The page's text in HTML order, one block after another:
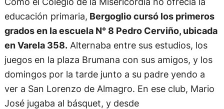
educación primaria, Bergoglio cursó los primeros
grados en la escuela N° 8 Pedro Cerviño, ubicada
en Varela 358.Alternaba entre sus estudios, los
juegos en la plaza Brumana con sus amigos, y los
domingos por la tarde junto a su padre yendo a
ver a San Lorenzo de Almagro. En ese club, Mario
José jugaba al básquet, y desde